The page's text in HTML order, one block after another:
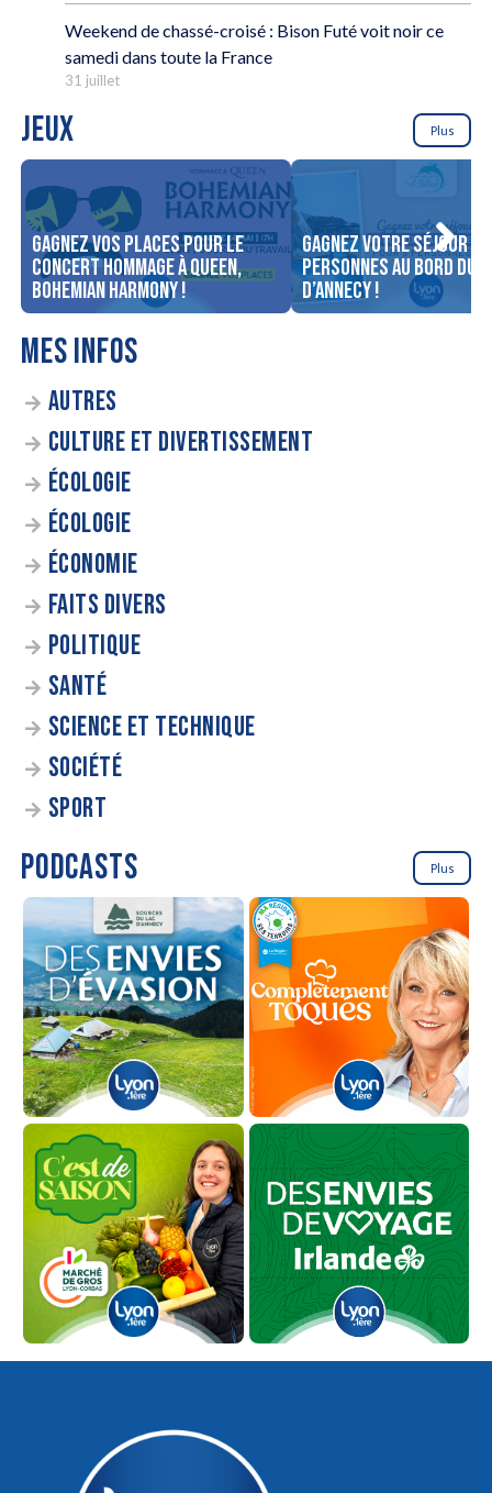
Weekend de chassé-croisé : Bison Futé voit noir ce
samedi dans toute la France
31 juillet
JEUX Plus
Gagnez vos places pour le
concert Hommage à Queen,
Bohemian Harmony !
Gagnez votre séjour
personnes au bord du
d’Annecy !
MES INFOS
AUTRES
CULTURE ET DIVERTISSEMENT
ÉCOLOGIE
ÉCOLOGIE
ÉCONOMIE
FAITS DIVERS
POLITIQUE
SANTÉ
SCIENCE ET TECHNIQUE
SOCIÉTÉ
SPORT
PODCASTS Plus